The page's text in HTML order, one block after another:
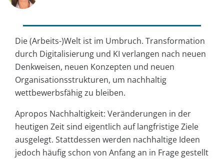
Die (Arbeits-)Welt ist im Umbruch. Transformation
durch Digitalisierung und KI verlangen nach neuen
Denkweisen, neuen Konzepten und neuen
Organisationsstrukturen, um nachhaltig
wettbewerbsfähig zu bleiben.
Apropos Nachhaltigkeit: Veränderungen in der
heutigen Zeit sind eigentlich auf langfristige Ziele
ausgelegt. Stattdessen werden nachhaltige Ideen
jedoch häufig schon von Anfang an in Frage gestellt